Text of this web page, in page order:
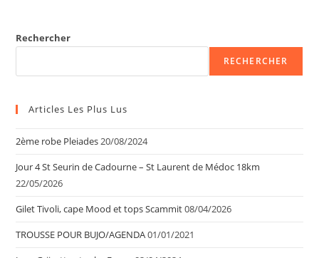
Rechercher
RECHERCHER
Articles Les Plus Lus
2ème robe Pleiades20/08/2024
Jour 4 St Seurin de Cadourne – St Laurent de Médoc 18km
22/05/2026
Gilet Tivoli, cape Mood et tops Scammit08/04/2026
TROUSSE POUR BUJO/AGENDA01/01/2021